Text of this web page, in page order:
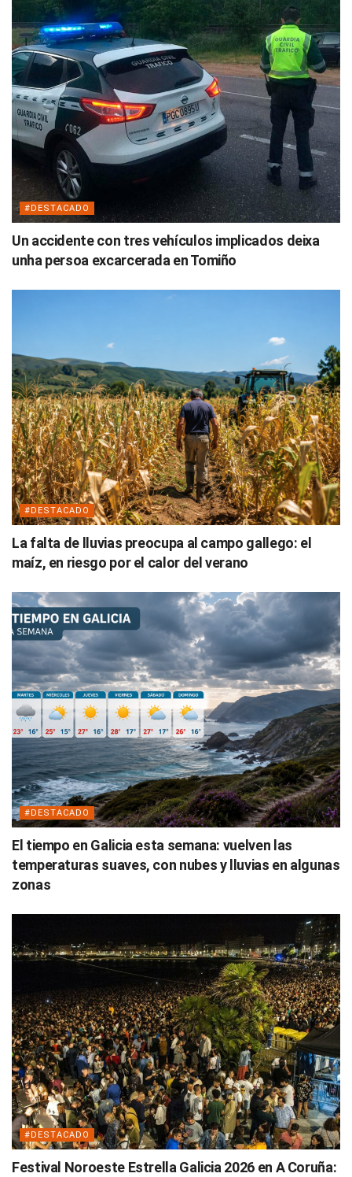
#DESTACADO
Un accidente con tres vehículos implicados deixa
unha persoa excarcerada en Tomiño
#DESTACADO
La falta de lluvias preocupa al campo gallego: el
maíz, en riesgo por el calor del verano
#DESTACADO
El tiempo en Galicia esta semana: vuelven las
temperaturas suaves, con nubes y lluvias en algunas
zonas
#DESTACADO
Festival Noroeste Estrella Galicia 2026 en A Coruña: